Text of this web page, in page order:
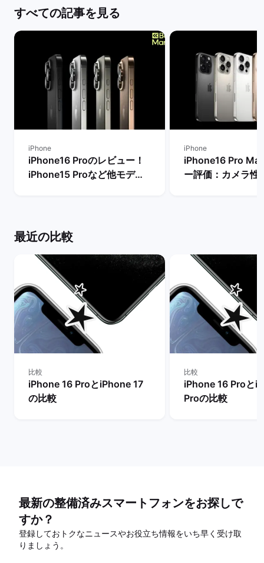
すべての記事を見る
iPhone
iPhone16 Proのレビュー！
iPhone15 Proなど他モデル
iPhone
iPhone16 Pro
ー評価：カメラ性
最近の比較
比較
iPhone 16 ProとiPhone 17
の比較
比較
iPhone 16 Proと
Proの比較
最新の整備済みスマートフォンをお探しで
すか？
登録しておトクなニュースやお役立ち情報をいち早く受け取
りましょう。